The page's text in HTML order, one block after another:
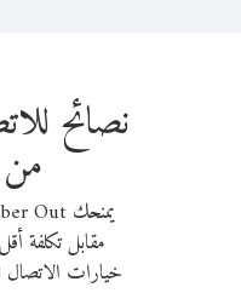
نصائح
مقابل تكلفة
خيارات الاتصال